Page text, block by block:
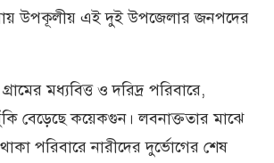
উপকূলীয় এই দুই উপজেলার জনপদের
মধ্যবিত্ত ও দরিদ্র পরিবারে,
ঝুঁকি বেড়েছে কয়েকগুন। লবনাক্ততার মাঝে
পরিবারে নারীদের দুর্ভোগের শেষ